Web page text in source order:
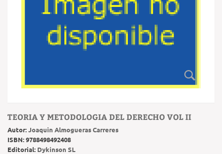
TEORIA Y METODOLOGIA DEL DERECHO VOL II
Autor:Joaquin Almogueras Carreres
ISBN:9788498492408
Editorial: Dykinson SL